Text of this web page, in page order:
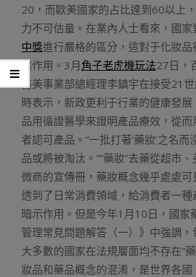
20，而歐美國家的占比達到60以上
力不可估量。在業內人士看來，國家
中獎進行嚴格的區分，這對于化妝
進作用。3月角子老虎機玩法27日，
醫美事業部總經理李鎮宇在接受21
時表示，新政更利于行業的健康發
品用循證醫學來證明產品療效，從
者認可產品。“一批打著‘藥妝’之名
品或將被淘汰。”“藥妝”去藥從超市
微商的宣傳冊，藥妝概念幾乎處處
透到了日常消費領域，給消費者一
暗示作用。但是今年1月10日，國家
管理常見問題解答（一）》中強調
大多數的國家在法規層面均不存在“
妝品和藥品概念的混淆，是世界各